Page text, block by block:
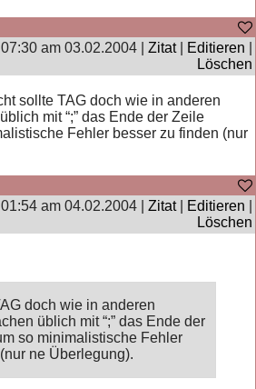
am 03.02.2004 | Zitat| Editieren
Löschen
sollte TAG doch wie in anderen
mit “;” das Ende der Zeile
Fehler besser zu finden (nur
am 04.02.2004 | Zitat| Editieren
Löschen
doch wie in anderen
üblich mit “;” das Ende der
so minimalistische Fehler
ne Überlegung).